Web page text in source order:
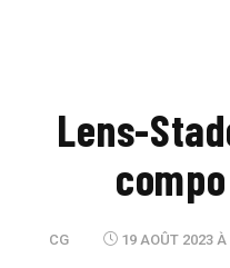
Lens-
CG 19 AOÛT 2023